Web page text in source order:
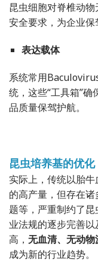
昆虫细胞对脊椎动
安全要求，为企业保
表达载体
系统常用
统，这些“工具箱”
品质量保驾护航。
昆虫培养基的优化
实际上，传统以胎
的高产量，但存在
题等，严重制约了
业法规的逐步完善
高， 无血清、无动
成为新的行业趋势。